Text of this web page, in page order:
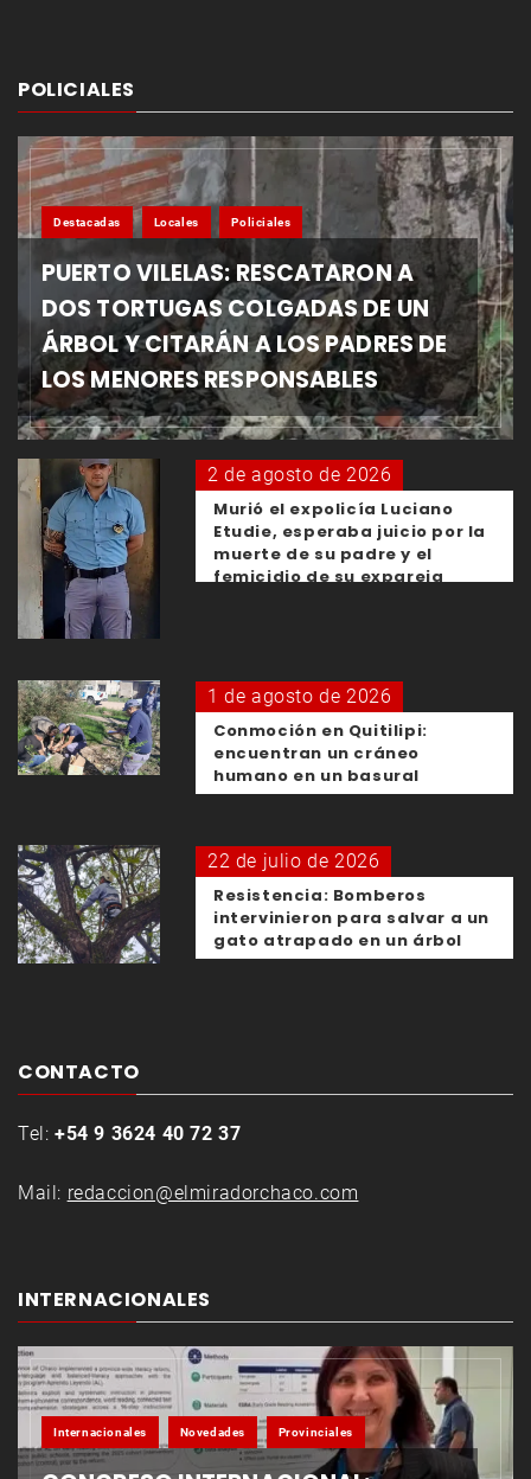
POLICIALES
Destacadas Locales Policiales
PUERTO VILELAS: RESCATARON A
DOS TORTUGAS COLGADAS DE UN
ÁRBOL Y CITARÁN A LOS PADRES DE
LOS MENORES RESPONSABLES
2 de agosto de 2026
Murió el expolicía Luciano
Etudie, esperaba juicio por la
muerte de su padre y el
femicidio de su expareja
1 de agosto de 2026
Conmoción en Quitilipi:
encuentran un cráneo
humano en un basural
22 de julio de 2026
Resistencia: Bomberos
intervinieron para salvar a un
gato atrapado en un árbol
CONTACTO
Tel: +54 9 3624 40 72 37
Mail: redaccion@elmiradorchaco.com
INTERNACIONALES
Internacionales Novedades Provinciales